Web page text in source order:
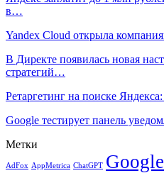
в…
Yandex Cloud открыла
В Директе появилась новая
стратегий…
Ретаргетинг на поиске
Google тестирует панель
Метки
AdFox AppMetrica ChatGPT Google